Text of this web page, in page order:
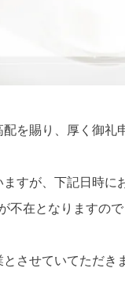
を賜り、厚く御礼
すが、下記日時に
不在となりますので
させていてただき